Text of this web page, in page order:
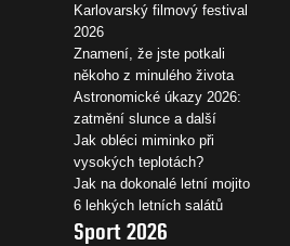
Karlovarský filmový festival
2026
Znamení, že jste potkali
někoho z minulého života
Astronomické úkazy 2026:
zatmění slunce a další
Jak obléci miminko při
vysokých teplotách?
Jak na dokonalé letní mojito
6 lehkých letních salátů
Sport 2026